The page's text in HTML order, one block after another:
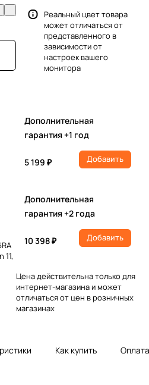
11,
Реальный цвет товара
может отличаться от
представленного в
зависимости от
настроек вашего
монитора
Дополнительная
гарантия +1 год
5 199 ₽ Добавить
Дополнительная
гарантия +2 года
10 398 ₽ Добавить
Цена действительна только для
интернет-магазина и может
отличаться от цен в розничных
магазинах
Как купить Оплата